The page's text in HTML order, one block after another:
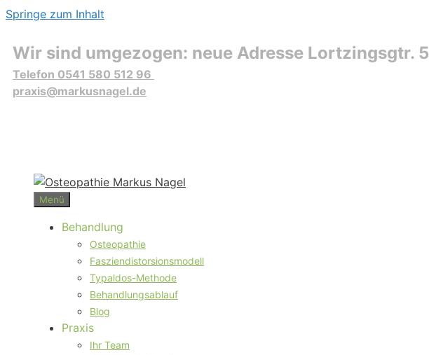
Springe zum Inhalt
Wir sind umgezogen: neue Adresse Lortzingsgtr. 5
Telefon 0541 580 512 96
praxis@markusnagel.de
Menü
Behandlung
Osteopathie
Fasziendistorsionsmodell
Typaldos-Methode
Behandlungsablauf
Blog
Praxis
Ihr Team